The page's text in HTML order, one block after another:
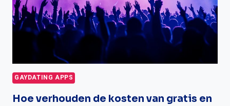
GAYDATING APPS
Hoe verhouden de kosten van gratis en